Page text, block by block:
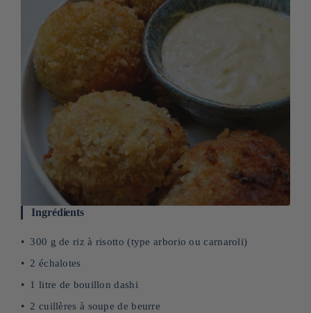
Ingrédients
300 g de riz à risotto (type arborio ou carnaroli)
2 échalotes
1 litre de bouillon dashi
2 cuillères à soupe de beurre